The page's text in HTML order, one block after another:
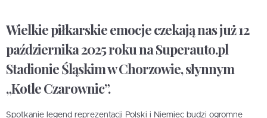
Wielkie piłkarskie emocje czekają nas już12
października 2025 rokuna Superauto.pl
Stadionie Śląskim w Chorzowie, słynnym
„Kotle Czarownic”.
Spotkanie legend reprezentacji Polski i Niemiec budzi ogromne